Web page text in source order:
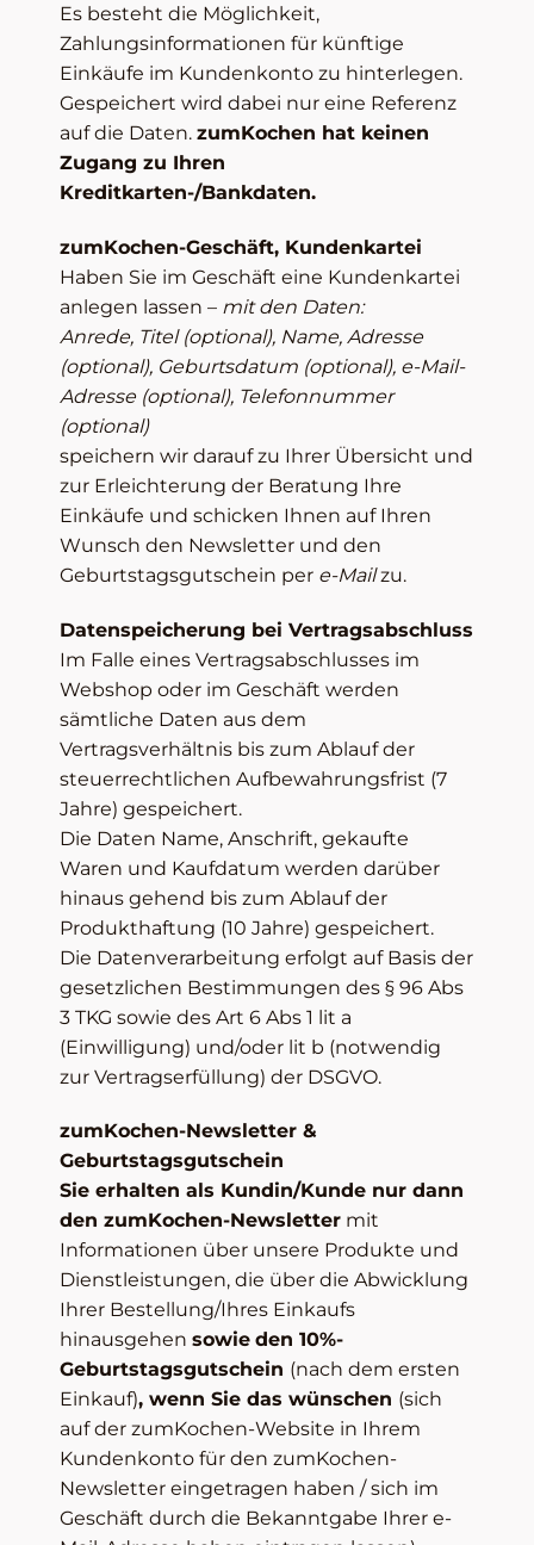
Es besteht die Möglichkeit,
Zahlungsinformationen für künftige
Einkäufe im Kundenkonto zu hinterlegen.
Gespeichert wird dabei nur eine Referenz
auf die Daten. zumKochen hat keinen
Zugang zu Ihren
Kreditkarten-/Bankdaten.
zumKochen-Geschäft, Kundenkartei
Haben Sie im Geschäft eine Kundenkartei
anlegen lassen – mit den Daten:
Anrede, Titel (optional), Name, Adresse
(optional), Geburtsdatum (optional), e-Mail-
Adresse (optional), Telefonnummer
(optional)
speichern wir darauf zu Ihrer Übersicht und
zur Erleichterung der Beratung Ihre
Einkäufe und schicken Ihnen auf Ihren
Wunsch den Newsletter und den
Geburtstagsgutschein per e-Mailzu.
Datenspeicherung bei Vertragsabschluss
Im Falle eines Vertragsabschlusses im
Webshop oder im Geschäft werden
sämtliche Daten aus dem
Vertragsverhältnis bis zum Ablauf der
steuerrechtlichen Aufbewahrungsfrist (7
Jahre) gespeichert.
Die Daten Name, Anschrift, gekaufte
Waren und Kaufdatum werden darüber
hinaus gehend bis zum Ablauf der
Produkthaftung (10 Jahre) gespeichert.
Die Datenverarbeitung erfolgt auf Basis der
gesetzlichen Bestimmungen des § 96 Abs
3 TKG sowie des Art 6 Abs 1 lit a
(Einwilligung) und/oder lit b (notwendig
zur Vertragserfüllung) der DSGVO.
zumKochen-Newsletter &
Geburtstagsgutschein
Sie erhalten als Kundin/Kunde nur dann
den zumKochen-Newsletter mit
Informationen über unsere Produkte und
Dienstleistungen, die über die Abwicklung
Ihrer Bestellung/Ihres Einkaufs
hinausgehen sowie den 10%-
Geburtstagsgutschein (nach dem ersten
Einkauf), wenn Sie das wünschen (sich
auf der zumKochen-Website in Ihrem
Kundenkonto für den zumKochen-
Newsletter eingetragen haben / sich im
Geschäft durch die Bekanntgabe Ihrer e-